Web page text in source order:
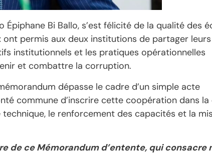
Bi Ballo, s’est félicité de la qualité des
permis aux deux institutions de partager leurs
institutionnels et les pratiques opérationnelles
et combattre la corruption.
dépasse le cadre d’un simple acte
commune d’inscrire cette coopération dans la
le renforcement des capacités et la
de ce Mémorandum d’entente, qui consacre